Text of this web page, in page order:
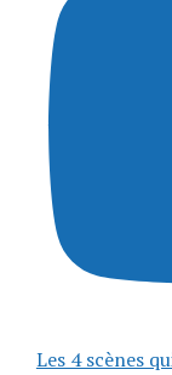
Les 4 scènes